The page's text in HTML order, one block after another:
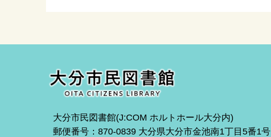
大分市民図書館(J:COM ホルトホール大分内)
郵便番号：870-0839 大分県大分市金池南1丁目5番1号